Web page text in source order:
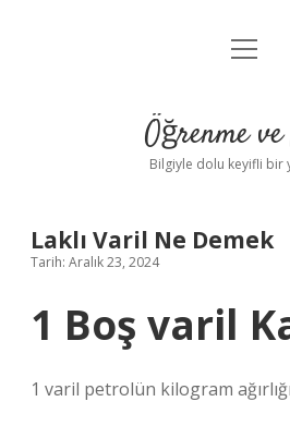
Anasayfa
Yasal Uyarı
menüyü
Öğrenme ve
Bilgiyle dolu keyifli bir
Laklı Varil Ne Demek
Tarih: Aralık 23, 2024
1 Boş varil
1 varil petrolün kilogram ağırlığı